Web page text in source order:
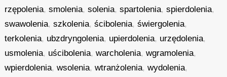
rzępolenia,smolenia,solenia,spartolenia,spierdolenia,
swawolenia,szkolenia,ścibolenia,świergolenia,
terkolenia, ubzdryngolenia, upierdolenia, urzędolenia,
usmolenia, uścibolenia,warcholenia,wgramolenia,
wpierdolenia,wsolenia,wtranżolenia,wydolenia,